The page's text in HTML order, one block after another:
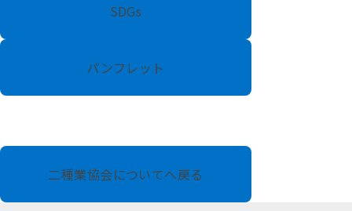
SDGs
パンフレット
二種業協会についてへ戻る